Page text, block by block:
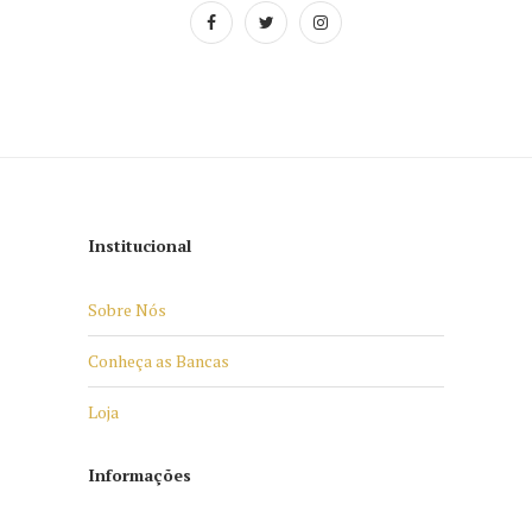
Institucional
Sobre Nós
Conheça as Bancas
Loja
Informações